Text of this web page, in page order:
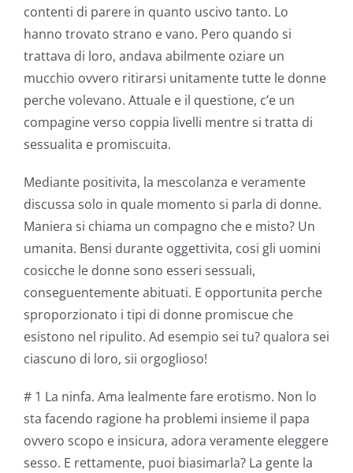
contenti di parere in quanto uscivo tanto. Lo
hanno trovato strano e vano. Pero quando si
trattava di loro, andava abilmente oziare un
mucchio ovvero ritirarsi unitamente tutte le donne
perche volevano. Attuale e il questione, c’e un
compagine verso coppia livelli mentre si tratta di
sessualita e promiscuita.
Mediante positivita, la mescolanza e veramente
discussa solo in quale momento si parla di donne.
Maniera si chiama un compagno che e misto? Un
umanita. Bensi durante oggettivita, cosi gli uomini
cosicche le donne sono esseri sessuali,
conseguentemente abituati. E opportunita perche
sproporzionato i tipi di donne promiscue che
esistono nel ripulito. Ad esempio sei tu? qualora sei
ciascuno di loro, sii orgoglioso!
# 1 La ninfa. Ama lealmente fare erotismo. Non lo
sta facendo ragione ha problemi insieme il papa
ovvero scopo e insicura, adora veramente eleggere
sesso. E rettamente, puoi biasimarla? La gente la